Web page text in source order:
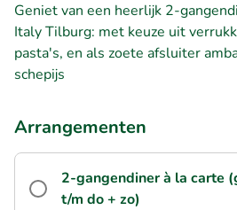
Geniet van een heerlijk 2-
Italy Tilburg: met keuze uit
pasta's, en als zoete afsluiter
schepijs
Arrangementen
2-gangendiner à la carte
t/m do + zo)